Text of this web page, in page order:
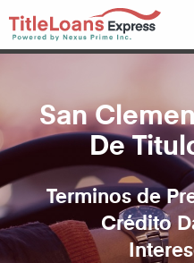
San
De
Terminos de
Crédito